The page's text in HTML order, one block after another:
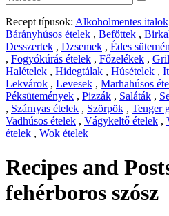
Recept típusok: Alkoholmentes italok
Bárányhúsos ételek , Befőttek ,
Desszertek , Dzsemek , Édes
, Fogyókúrás ételek , Főzelékek ,
Halételek , Hidegtálak , Húsételek ,
Lekvárok , Levesek , Marhahúsos
Péksütemények , Pizzák , Saláták ,
, Szárnyas ételek , Szörpök , Tenger
Vadhúsos ételek , Vágykeltő ételek ,
ételek , Wok ételek
Recipes and
fehérboros szósz